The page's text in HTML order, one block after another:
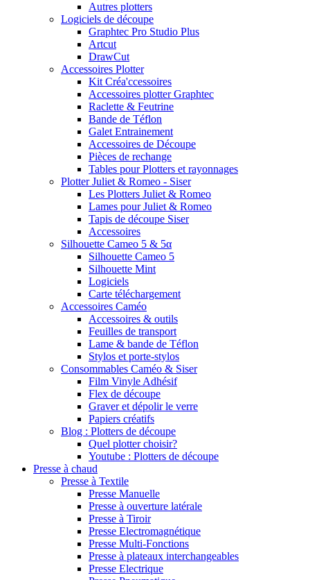
Autres plotters
Logiciels de découpe
Graphtec Pro Studio Plus
Artcut
DrawCut
Accessoires Plotter
Kit Créa'ccessoires
Accessoires plotter Graphtec
Raclette & Feutrine
Bande de Téflon
Galet Entrainement
Accessoires de Découpe
Pièces de rechange
Tables pour Plotters et rayonnages
Plotter Juliet & Romeo - Siser
Les Plotters Juliet & Romeo
Lames pour Juliet & Romeo
Tapis de découpe Siser
Accessoires
Silhouette Cameo 5 & 5α
Silhouette Cameo 5
Silhouette Mint
Logiciels
Carte téléchargement
Accessoires Caméo
Accessoires & outils
Feuilles de transport
Lame & bande de Téflon
Stylos et porte-stylos
Consommables Caméo & Siser
Film Vinyle Adhésif
Flex de découpe
Graver et dépolir le verre
Papiers créatifs
Blog : Plotters de découpe
Quel plotter choisir?
Youtube : Plotters de découpe
Presse à chaud
Presse à Textile
Presse Manuelle
Presse à ouverture latérale
Presse à Tiroir
Presse Electromagnétique
Presse Multi-Fonctions
Presse à plateaux interchangeables
Presse Electrique